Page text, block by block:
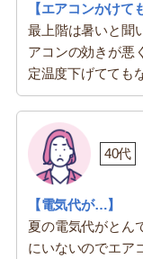
【エアコンかけて
最上階は暑いと聞
アコンの効きが悪
定温度下げてても
40代
【電気代が…】
夏の電気代がとん
にいないのでエア